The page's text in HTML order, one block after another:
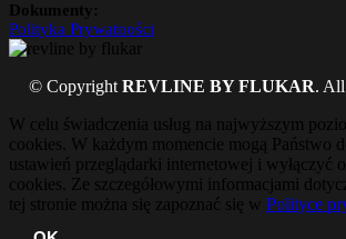
Dokumenty:
Polityka Prywatności
© Copyright REVLINE BY FLUKAR. All
W celu świadczenia usług na najwyższym
cookies. W każdym momencie mogą Państwo
ustawień przeglądarki internetowej i wyłączyć
cookies. Ze szczegółowymi informacjami
tej stronie można się zapoznać się w Polityce